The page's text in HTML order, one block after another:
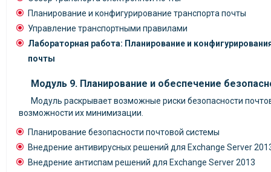
Планирование и конфигурирование транспорта почты
Управление транспортными правилами
Лабораторная работа: Планирование и
почты
Модуль 9. Планирование и обеспечение
Модуль раскрывает возможные риски безопасности
возможности их минимизации.
Планирование безопасности почтовой системы
Внедрение антивирусных решений для Exchange Server
Внедрение антиспам решений для Exchange Server 2013